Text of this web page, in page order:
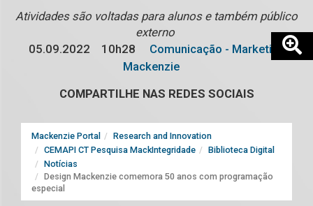
Atividades são voltadas para alunos e também público
externo
05.09.2022
10h28
Comunicação - Marketing
Mackenzie
COMPARTILHE NAS REDES SOCIAIS
Mackenzie Portal
Research and Innovation
CEMAPI CT Pesquisa MackIntegridade
Biblioteca Digital
Notícias
Design Mackenzie comemora 50 anos com programação
especial